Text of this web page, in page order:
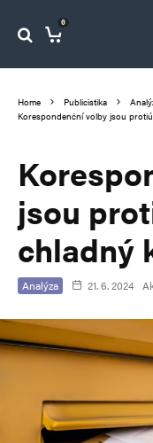
0
Home Publicistika
Korespondenční volby jsou
jsou
chladný
Analýza 21. 6. 2024